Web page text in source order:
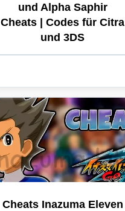
und Alpha Saphir
Cheats | Codes für Citra
und 3DS
Cheats Inazuma Eleven